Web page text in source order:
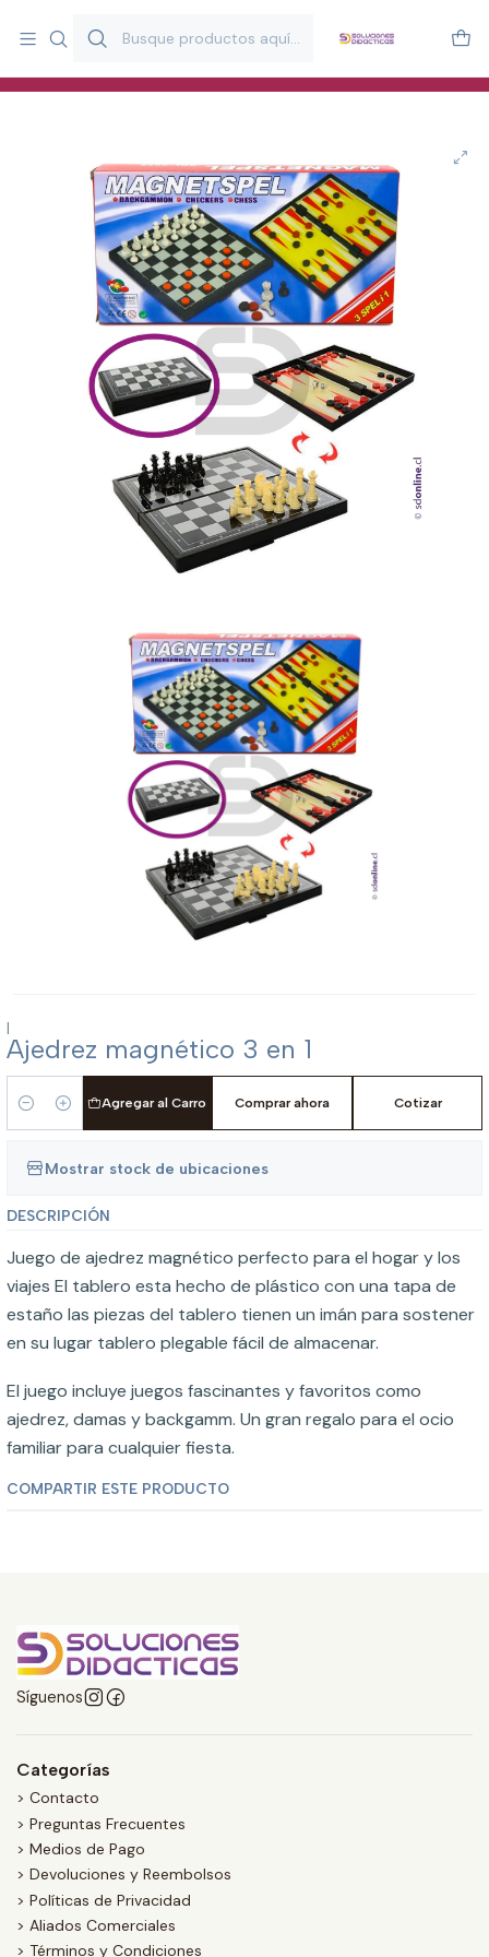
y estimulación infantil en Chile.
Especialistas en recursos educativos para aulas, terapeutas y
|
Ajedrez magnético 3 en 1
Cantidad
Agregar al Carro Comprar ahora Cotizar
Mostrar stock de ubicaciones
DESCRIPCIÓN
Juego de ajedrez magnético perfecto para el hogar y los
viajes El tablero esta hecho de plástico con una tapa de
estaño las piezas del tablero tienen un imán para sostener
en su lugar tablero plegable fácil de almacenar.
El juego incluye juegos fascinantes y favoritos como
ajedrez, damas y backgamm. Un gran regalo para el ocio
familiar para cualquier fiesta.
COMPARTIR ESTE PRODUCTO
Síguenos
Categorías
> Contacto
> Preguntas Frecuentes
> Medios de Pago
> Devoluciones y Reembolsos
> Políticas de Privacidad
> Aliados Comerciales
> Términos y Condiciones